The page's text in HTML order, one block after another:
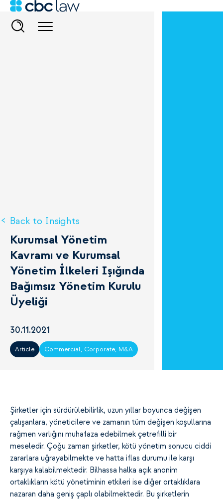
Back to Insights
Kurumsal Yönetim
Kavramı ve Kurumsal
Yönetim İlkeleri Işığında
Bağımsız Yönetim Kurulu
Üyeliği
30.11.2021
Article Commercial, Corporate, M&A
Şirketler için sürdürülebilirlik, uzun yıllar boyunca değişen
çalışanlara, yöneticilere ve zamanın tüm değişen koşullarına
rağmen varlığını muhafaza edebilmek çetrefilli bir
meseledir. Çoğu zaman şirketler, kötü yönetim sonucu ciddi
zararlara uğrayabilmekte ve hatta iflas durumu ile karşı
karşıya kalabilmektedir. Bilhassa halka açık anonim
ortaklıkların kötü yönetiminin etkileri ise diğer ortaklıklara
nazaran daha geniş çaplı olabilmektedir. Bu şirketlerin